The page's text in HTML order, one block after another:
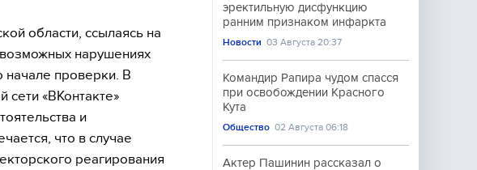
области, ссылаясь на
нарушениях
начале проверки. В
«ВКонтакте»
и
что в случае
реагирования
эректильную дисфункцию
ранним признаком инфаркта
Новости 03 Августа 20:37
Командир Рапира чудом спасся
при освобождении Красного
Кута
Общество 02 Августа 06:18
Актер Пашинин рассказал о